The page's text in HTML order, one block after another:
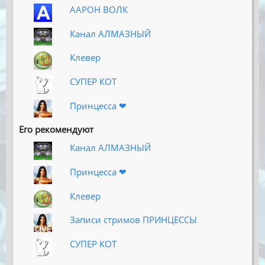
ААРОН ВОЛК
Канал АЛМАЗНЫЙ
Клевер
СУПЕР КОТ
Принцесса ❤
Его рекомендуют
Канал АЛМАЗНЫЙ
Принцесса ❤
Клевер
Записи стримов ПРИНЦЕССЫ
СУПЕР КОТ